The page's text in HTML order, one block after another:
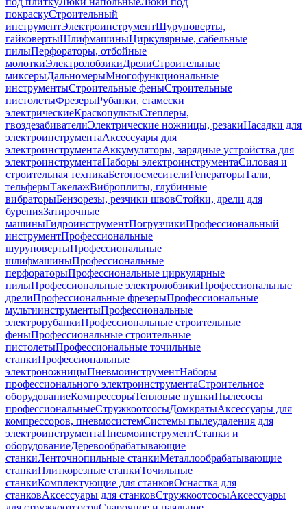
покраскуСтроительный
инструментЭлектроинструментШуруповерты,
гайковертыШлифмашиныЦиркулярные, сабельные
пилыПерфораторы, отбойные
молоткиЭлектролобзикиДрелиСтроительные
миксерыДальномерыМногофункциональные
инструментыСтроительные феныСтроительные
пистолетыФрезерыРубанки, стамески
электрическиеКраскопультыСтеплеры,
гвоздезабивателиЭлектрические ножницы, резакиНасадки для
электроинструментаАксессуары для
электроинструментаАккумуляторы, зарядные устройства для
электроинструментаНаборы электроинструментаСиловая и
строительная техникаБетоносмесителиГенераторыТали,
тельферыТакелажВиброплиты, глубинные
вибраторыБензорезы, резчики швовСтойки, дрели для
буренияЗатирочные
машиныГидроинструментПогрузчикиПрофессиональный
инструментПрофессиональные
шуруповертыПрофессиональные
шлифмашиныПрофессиональные
перфораторыПрофессиональные циркулярные
пилыПрофессиональные электролобзикиПрофессиональные
дрелиПрофессиональные фрезерыПрофессиональные
мультиинструментыПрофессиональные
электрорубанкиПрофессиональные строительные
феныПрофессиональные строительные
пистолетыПрофессиональные точильные
станкиПрофессиональные
электроножницыПневмоинструментНаборы
профессионального электроинструментаСтроительное
оборудованиеКомпрессорыТепловые пушкиПылесосы
профессиональныеСтружкоотсосыДомкратыАксессуары для
компрессоров, пневмосистемСистемы пылеудаления для
электроинструментаПневмоинструментСтанки и
оборудованиеДеревообрабатывающие
станкиЛенточнопильные станкиМеталлообрабатывающие
станкиПлиткорезные станкиТочильные
станкиКомплектующие для станковОснастка для
станковАксессуары для станковСтружкоотсосыАксессуары